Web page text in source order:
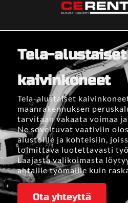
Tela-alustaiset
kaivinkoneet
Tela-alustaiset
maanrakennuksen
tarvitaan vakaata voimaa
Ne soveltuvat vaativiin
alustoille ja kohteisiin,
toimittava luotettavasti
Laajasta valikoimasta
ahtaille työmaille kuin
Ota yhteyttä